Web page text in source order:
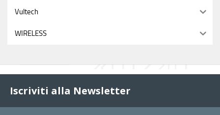
Vultech
WIRELESS
Iscriviti alla Newsletter